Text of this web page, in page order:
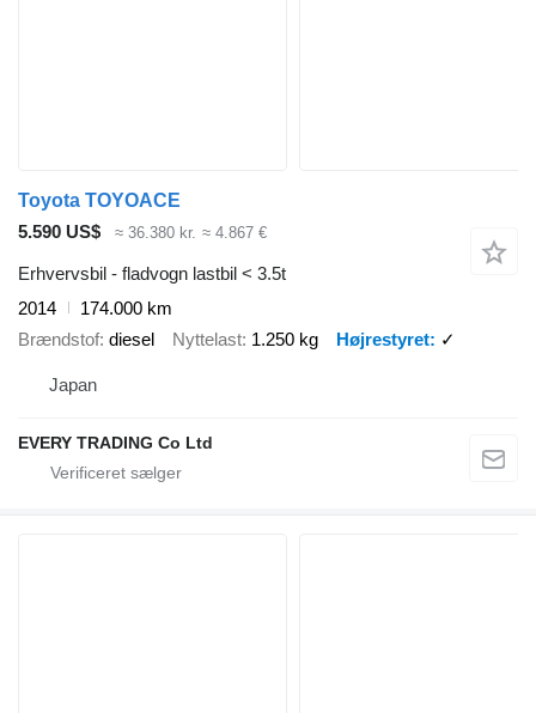
Toyota TOYOACE
5.590 US$
≈ 36.380 kr. ≈ 4.867 €
Erhvervsbil - fladvogn lastbil < 3.5t
2014
174.000 km
Brændstof diesel Nyttelast 1.250 kg Højrestyret ✓
Japan
EVERY TRADING Co Ltd